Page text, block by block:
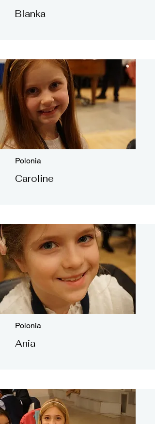
Blanka
Polonia
Caroline
Polonia
Ania